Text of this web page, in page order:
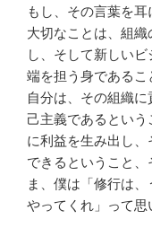
もし、その言葉を耳
大切なことは、組
し、そして新しい
端を担う身であるこ
自分は、その組織
己主義であるとい
に利益を生み出し
できるということ、
ま、僕は「修行は
やってくれ」って思